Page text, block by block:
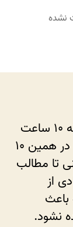
نشده
۱۰ دقیقه یادگیری در روز بهتر از این است که یک روز در هفته ۱۰ ساعت
برای یادگیری وقت بگذاری. یادگیری باید تدریجی باشد. حتی در همین ۱۰
تا مطالب
از
باعث
نشود.